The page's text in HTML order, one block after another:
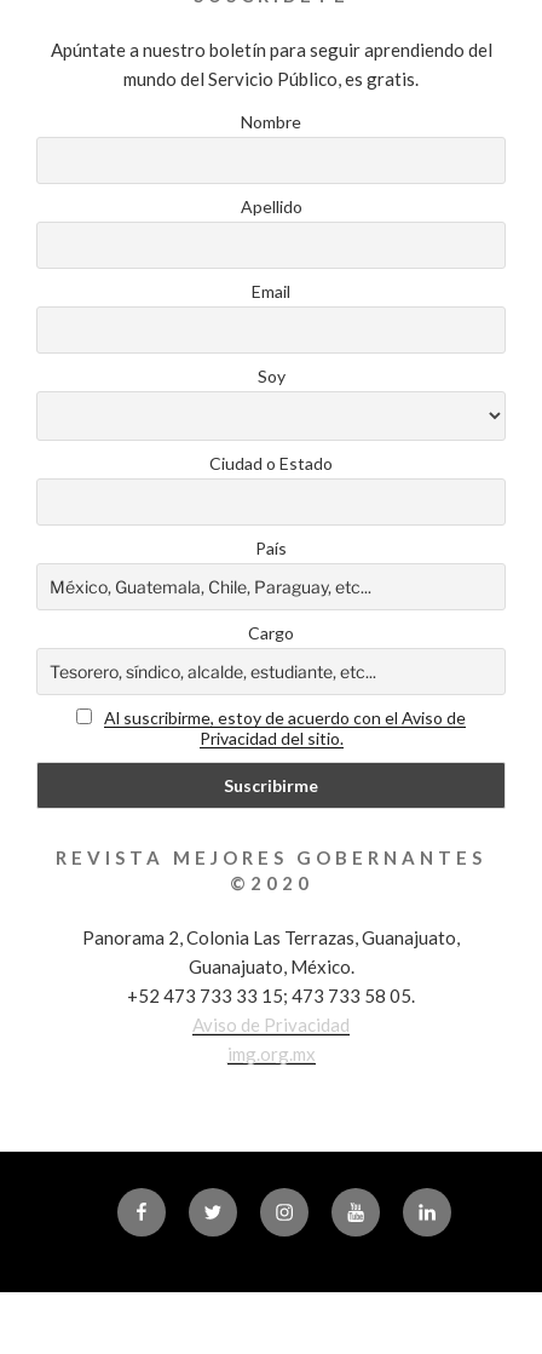
Apúntate a nuestro boletín para seguir aprendiendo del
mundo del Servicio Público, es gratis.
Nombre
Apellido
Email
Soy
Ciudad o Estado
País
Cargo
Al suscribirme, estoy de acuerdo con el Aviso de
Privacidad del sitio.
REVISTA MEJORES GOBERNANTES
©2020
Panorama 2, Colonia Las Terrazas, Guanajuato,
Guanajuato, México.
+52 473 733 33 15; 473 733 58 05.
Aviso de Privacidad
img.org.mx
FacebookTwitter InstagramYoutube Linkedin